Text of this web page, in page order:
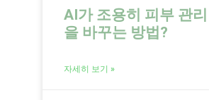
AI가 조용히 피부 관
을 바꾸는 방법?
자세히 보기 »